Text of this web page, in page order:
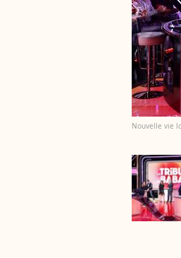
Nouvelle vie